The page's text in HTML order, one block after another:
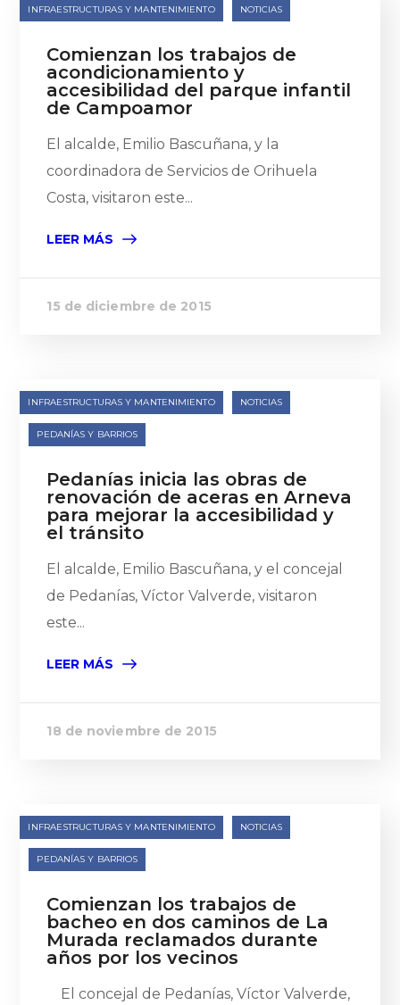
INFRAESTRUCTURAS Y MANTENIMIENTO NOTICIAS
Comienzan los trabajos de
acondicionamiento y
accesibilidad del parque infantil
de Campoamor
El alcalde, Emilio Bascuñana, y la
coordinadora de Servicios de Orihuela
Costa, visitaron este...
LEER MÁS
15 de diciembre de 2015
INFRAESTRUCTURAS Y MANTENIMIENTO NOTICIAS
PEDANÍAS Y BARRIOS
Pedanías inicia las obras de
renovación de aceras en Arneva
para mejorar la accesibilidad y
el tránsito
El alcalde, Emilio Bascuñana, y el concejal
de Pedanías, Víctor Valverde, visitaron
este...
LEER MÁS
18 de noviembre de 2015
INFRAESTRUCTURAS Y MANTENIMIENTO NOTICIAS
PEDANÍAS Y BARRIOS
Comienzan los trabajos de
bacheo en dos caminos de La
Murada reclamados durante
años por los vecinos
El concejal de Pedanías, Víctor Valverde,